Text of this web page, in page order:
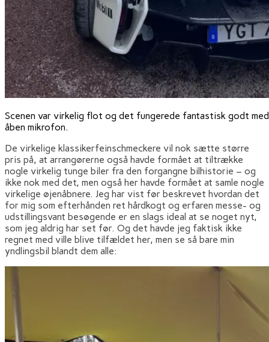
Scenen var virkelig flot og det fungerede fantastisk godt
åben mikrofon.
De virkelige klassikerfeinschmeckere vil nok sætte større
pris på, at arrangørerne også havde formået at tiltrække
nogle virkelig tunge biler fra den forgangne bilhistorie – og
ikke nok med det, men også her havde formået at samle nogle
virkelige øjenåbnere. Jeg har vist før beskrevet hvordan det
for mig som efterhånden ret hårdkogt og erfaren messe- og
udstillingsvant besøgende er en slags ideal at se noget nyt,
som jeg aldrig har set før. Og det havde jeg faktisk ikke
regnet med ville blive tilfældet her, men se så bare min
yndlingsbil blandt dem alle: